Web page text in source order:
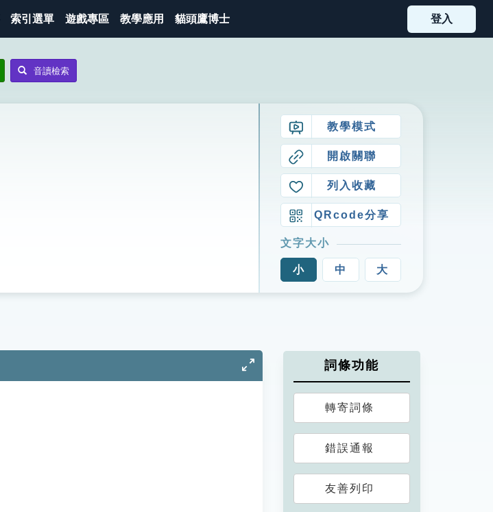
索引選單 遊戲專區 教學應用 貓頭鷹博士 登入
音讀檢索
教學模式
開啟關聯
列入收藏
QRcode分享
文字大小
小 中 大
詞條功能
轉寄詞條
錯誤通報
友善列印